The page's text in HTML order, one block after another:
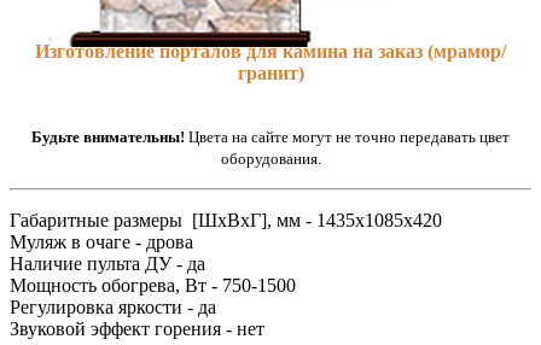
Изготовление порталов для камина на заказ (мрамор/
гранит)
Будьте внимательны! Цвета на сайте могут не точно передавать цвет
оборудования.
Габаритные размеры [ШxВxГ], мм - 1435x1085x420
Муляж в очаге - дрова
Наличие пульта ДУ - да
Мощность обогрева, Вт - 750-1500
Регулировка яркости - да
Звуковой эффект горения - нет